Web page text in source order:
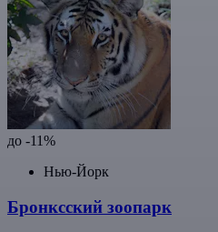
до -11%
Нью-Йорк
Бронксский зоопарк